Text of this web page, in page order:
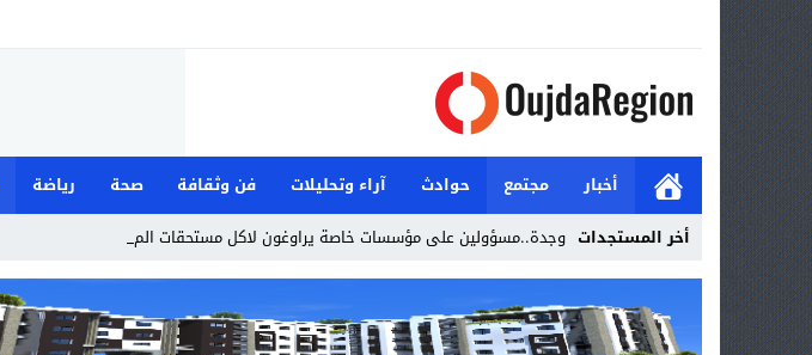
أخبار مجتمع حوادث آراء وتحليلات فن وثقافة صحة رياضة
أخر المستجدات وجدة..مسؤولين على مؤسسات خاصة يراوغون لاكل مستحقات المستخد_
Stop
Previous